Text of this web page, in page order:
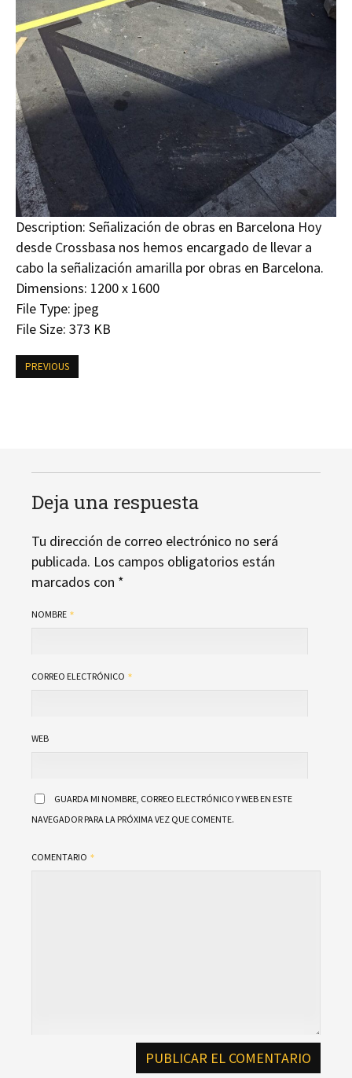
Description: Señalización de obras en Barcelona Hoy
desde Crossbasa nos hemos encargado de llevar a
cabo la señalización amarilla por obras en Barcelona.
Dimensions: 1200 x 1600
File Type: jpeg
File Size: 373 KB
PREVIOUS
Deja una respuesta
Tu dirección de correo electrónico no será
publicada. Los campos obligatorios están
marcados con *
NOMBRE
CORREO ELECTRÓNICO
WEB
GUARDA MI NOMBRE, CORREO ELECTRÓNICO Y WEB EN ESTE
NAVEGADOR PARA LA PRÓXIMA VEZ QUE COMENTE.
COMENTARIO